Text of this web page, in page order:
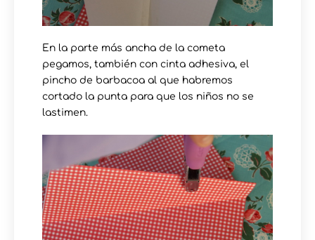
En la parte más ancha de la cometa
pegamos, también con cinta adhesiva, el
pincho de barbacoa al que habremos
cortado la punta para que los niños no se
lastimen.